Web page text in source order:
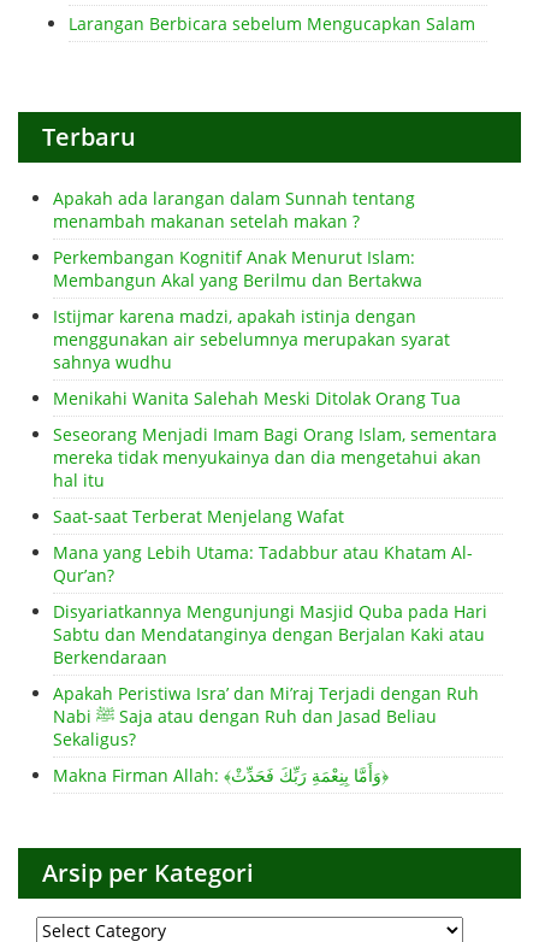
Larangan Berbicara sebelum Mengucapkan Salam
Terbaru
Apakah ada larangan dalam Sunnah tentang
menambah makanan setelah makan ?
Perkembangan Kognitif Anak Menurut Islam:
Membangun Akal yang Berilmu dan Bertakwa
Istijmar karena madzi, apakah istinja dengan
menggunakan air sebelumnya merupakan syarat
sahnya wudhu
Menikahi Wanita Salehah Meski Ditolak Orang Tua
Seseorang Menjadi Imam Bagi Orang Islam, sementara
mereka tidak menyukainya dan dia mengetahui akan
hal itu
Saat-saat Terberat Menjelang Wafat
Mana yang Lebih Utama: Tadabbur atau Khatam Al-
Qur’an?
Disyariatkannya Mengunjungi Masjid Quba pada Hari
Sabtu dan Mendatanginya dengan Berjalan Kaki atau
Berkendaraan
Apakah Peristiwa Isra’ dan Mi’raj Terjadi dengan Ruh
Nabi ﷺ Saja atau dengan Ruh dan Jasad Beliau
Sekaligus?
Makna Firman Allah: ﴾وَأَمَّا بِنِعْمَةِ رَبِّكَ فَحَدِّثْ﴿
Arsip per Kategori
Arsip